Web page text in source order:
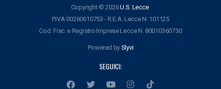
Copyright © 2026U.S. Lecce.
P.IVA 00260610753 - R.E.A. Lecce N. 101125
Cod. Fisc. e Registro Imprese Lecce N. 80010360750
Powered by Slyvi
SEGUICI: